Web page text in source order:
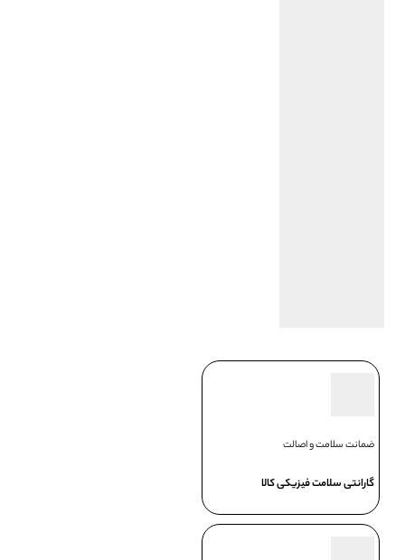
ضمانت سلامت و اصالت
گارانتی سلامت فیزیکی کالا